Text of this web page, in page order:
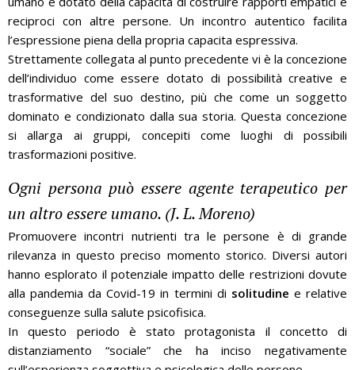
reciproci con altre persone. Un incontro autentico facilita
l’espressione piena della propria capacita espressiva.
Strettamente collegata al punto precedente vi è la concezione
dell’individuo come essere dotato di possibilità creative e
trasformative del suo destino, più che come un soggetto
dominato e condizionato dalla sua storia. Questa concezione
si allarga ai gruppi, concepiti come luoghi di possibili
trasformazioni positive.
Ogni persona può essere agente terapeutico per
un altro essere umano. (J. L. Moreno)
Promuovere incontri nutrienti tra le persone è di grande
rilevanza in questo preciso momento storico. Diversi autori
hanno esplorato il potenziale impatto delle restrizioni dovute
alla pandemia da Covid-19 in termini di solitudine e relative
conseguenze sulla salute psicofisica.
In questo periodo è stato protagonista il concetto di
distanziamento “sociale” che ha inciso negativamente